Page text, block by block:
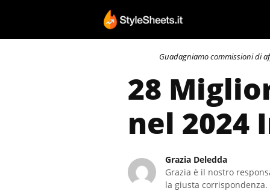
contenuto
Guadagniamo commissioni di
28
nel 2024
Grazia Deledda
Grazia è il nostro
la giusta